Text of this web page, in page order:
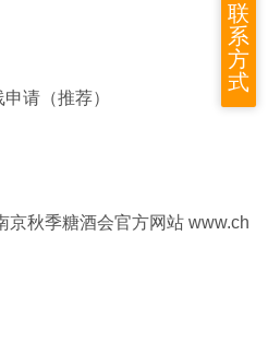
请（推荐）
京秋季糖酒会官方网站 www.ch
联
系
方
式